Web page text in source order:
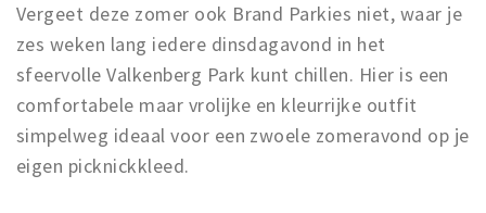
Vergeet deze zomer ook Brand Parkies niet, waar je
zes weken lang iedere dinsdagavond in het
sfeervolle Valkenberg Park kunt chillen. Hier is een
comfortabele maar vrolijke en kleurrijke outfit
simpelweg ideaal voor een zwoele zomeravond op je
eigen picknickkleed.